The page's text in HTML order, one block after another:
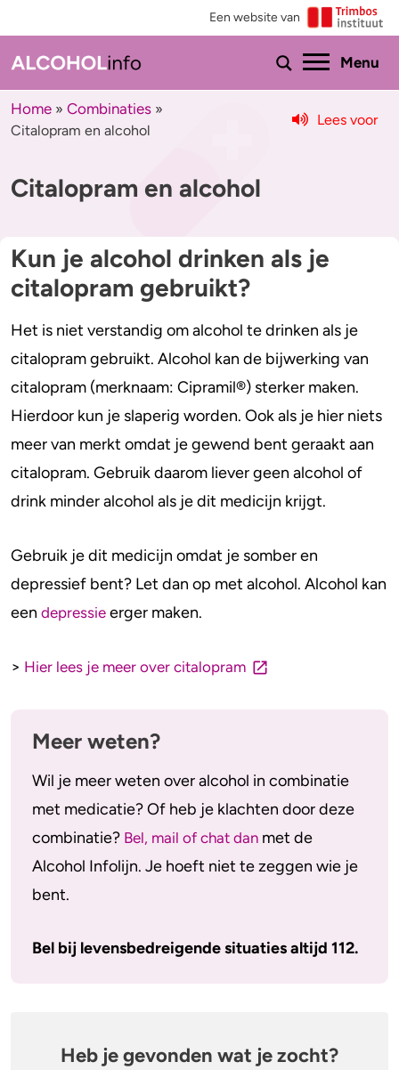
Een website van
Menu
Menu
Feiten & tips
Minder drinken of stoppen?
Hulp
Gezondheid
Mentale gezondheid
Verkeer
Wet
Alcohol en medicijnen
Test je drinkgedrag
Uitgebreide drinktest
Promillage calculator
Alcohol en opvoeden
Standaardglazen en calorieën berekenen
Feiten en Fabels
Home » Combinaties »
Citalopram en alcohol
Lees voor
Citalopram en alcohol
Kun je alcohol drinken als je
citalopram gebruikt?
Het is niet verstandig om alcohol te drinken als je
citalopram gebruikt. Alcohol kan de bijwerking van
citalopram (merknaam: Cipramil®) sterker maken.
Hierdoor kun je slaperig worden. Ook als je hier niets
meer van merkt omdat je gewend bent geraakt aan
citalopram. Gebruik daarom liever geen alcohol of
drink minder alcohol als je dit medicijn krijgt.
Gebruik je dit medicijn omdat je somber en
depressief bent? Let dan op met alcohol. Alcohol kan
een depressie erger maken.
> Hier lees je meer over citalopram
Meer weten?
Wil je meer weten over alcohol in combinatie
met medicatie? Of heb je klachten door deze
combinatie? Bel, mail of chat dan met de
Alcohol Infolijn. Je hoeft niet te zeggen wie je
bent.
Bel bij levensbedreigende situaties altijd 112.
Heb je gevonden wat je zocht?